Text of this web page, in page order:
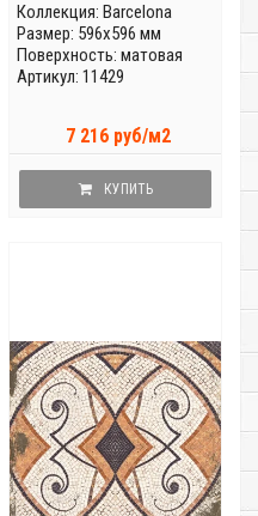
Коллекция: Barcelona
Размер: 596x596 мм
Поверхность: матовая
Артикул: 11429
7 216 руб/м2
КУПИТЬ